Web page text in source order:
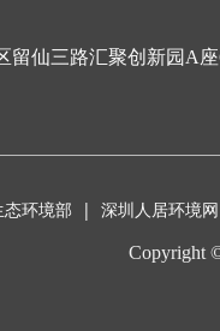
留仙三路汇聚创新园A
环境部 | 深圳人居环境网
Copyright